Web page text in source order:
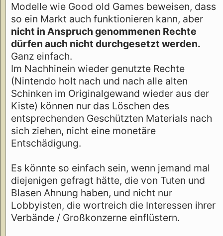
Modelle wie Good old Games beweisen, dass
so ein Markt auch funktionieren kann, aber
nicht in Anspruch genommenen Rechte
dürfen auch nicht durchgesetzt werden.
Ganz einfach.
Im Nachhinein wieder genutzte Rechte
(Nintendo holt nach und nach alle alten
Schinken im Originalgewand wieder aus der
Kiste) können nur das Löschen des
entsprechenden Geschützten Materials nach
sich ziehen, nicht eine monetäre
Entschädigung.
Es könnte so einfach sein, wenn jemand mal
diejenigen gefragt hätte, die von Tuten und
Blasen Ahnung haben, und nicht nur
Lobbyisten, die wortreich die Interessen ihrer
Verbände / Großkonzerne einflüstern.